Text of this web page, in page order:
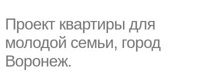
Проект квартиры для
молодой семьи, город
Воронеж.